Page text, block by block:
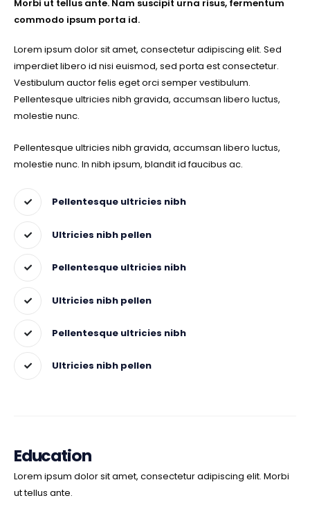
Morbi ut tellus ante. Nam suscipit urna risus, fermentum
commodo ipsum porta id.
Lorem ipsum dolor sit amet, consectetur adipiscing elit. Sed
imperdiet libero id nisi euismod, sed porta est consectetur.
Vestibulum auctor felis eget orci semper vestibulum.
Pellentesque ultricies nibh gravida, accumsan libero luctus,
molestie nunc.
Pellentesque ultricies nibh gravida, accumsan libero luctus,
molestie nunc. In nibh ipsum, blandit id faucibus ac.
Pellentesque ultricies nibh
Ultricies nibh pellen
Pellentesque ultricies nibh
Ultricies nibh pellen
Pellentesque ultricies nibh
Ultricies nibh pellen
Education
Lorem ipsum dolor sit amet, consectetur adipiscing elit. Morbi
ut tellus ante.